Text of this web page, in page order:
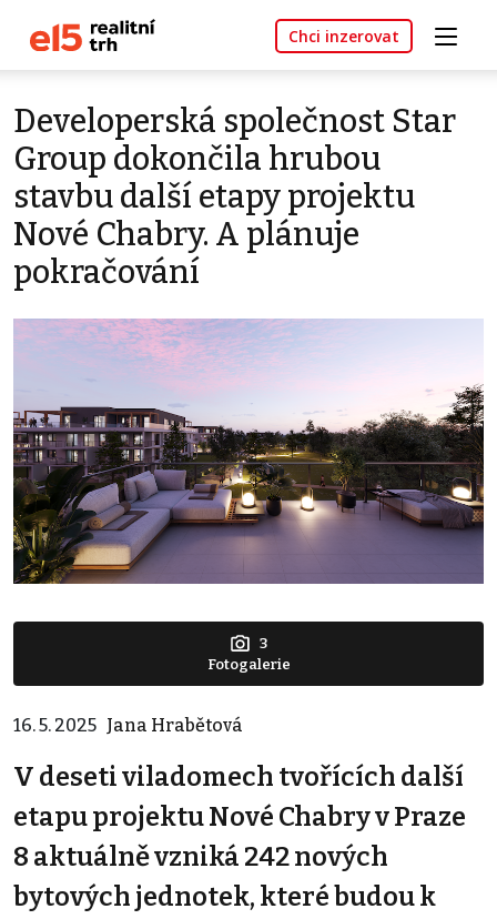
Chci inzerovat
Developerská společnost Star
Group dokončila hrubou
stavbu další etapy projektu
Nové Chabry. A plánuje
pokračování
3
Fotogalerie
16. 5. 2025 Jana Hrabětová
V deseti viladomech tvořících další
etapu projektu Nové Chabry v Praze
8 aktuálně vzniká 242 nových
bytových jednotek, které budou k